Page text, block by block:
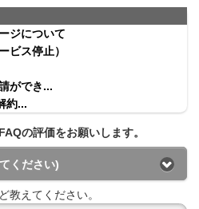
ジについて
ビス停止）
ができ...
約...
の評価をお願いします。
ください)
教えてください。